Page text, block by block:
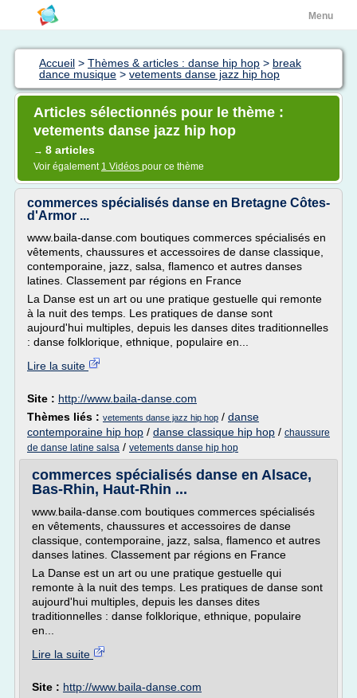
Menu
Accueil > Thèmes & articles : danse hip hop > break
dance musique > vetements danse jazz hip hop
Articles sélectionnés pour le thème :
vetements danse jazz hip hop
→ 8 articles
Voir également 1 Vidéos pour ce thème
commerces spécialisés danse en Bretagne Côtes-
d'Armor ...
www.baila-danse.com boutiques commerces spécialisés en
vêtements, chaussures et accessoires de danse classique,
contemporaine, jazz, salsa, flamenco et autres danses
latines. Classement par régions en France
La Danse est un art ou une pratique gestuelle qui remonte
à la nuit des temps. Les pratiques de danse sont
aujourd'hui multiples, depuis les danses dites traditionnelles
: danse folklorique, ethnique, populaire en...
Lire la suite
Site : http://www.baila-danse.com
Thèmes liés : vetements danse jazz hip hop / danse
contemporaine hip hop / danse classique hip hop / chaussure
de danse latine salsa / vetements danse hip hop
commerces spécialisés danse en Alsace,
Bas-Rhin, Haut-Rhin ...
www.baila-danse.com boutiques commerces spécialisés
en vêtements, chaussures et accessoires de danse
classique, contemporaine, jazz, salsa, flamenco et autres
danses latines. Classement par régions en France
La Danse est un art ou une pratique gestuelle qui
remonte à la nuit des temps. Les pratiques de danse sont
aujourd'hui multiples, depuis les danses dites
traditionnelles : danse folklorique, ethnique, populaire
en...
Lire la suite
Site : http://www.baila-danse.com